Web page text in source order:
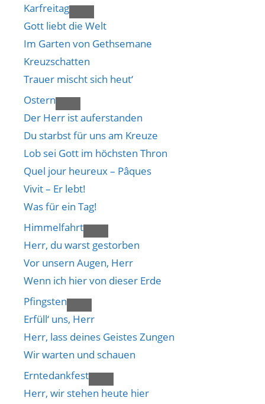
Karfreitag
Gott liebt die Welt
Im Garten von Gethsemane
Kreuzschatten
Trauer mischt sich heut‘
Ostern
Der Herr ist auferstanden
Du starbst für uns am Kreuze
Lob sei Gott im höchsten Thron
Quel jour heureux – Pâques
Vivit – Er lebt!
Was für ein Tag!
Himmelfahrt
Herr, du warst gestorben
Vor unsern Augen, Herr
Wenn ich hier von dieser Erde
Pfingsten
Erfüll‘ uns, Herr
Herr, lass deines Geistes Zungen
Wir warten und schauen
Erntedankfest
Herr, wir stehen heute hier